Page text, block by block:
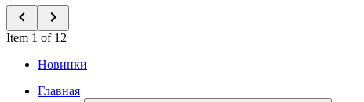
Item 1 of 12
Новинки
Главная